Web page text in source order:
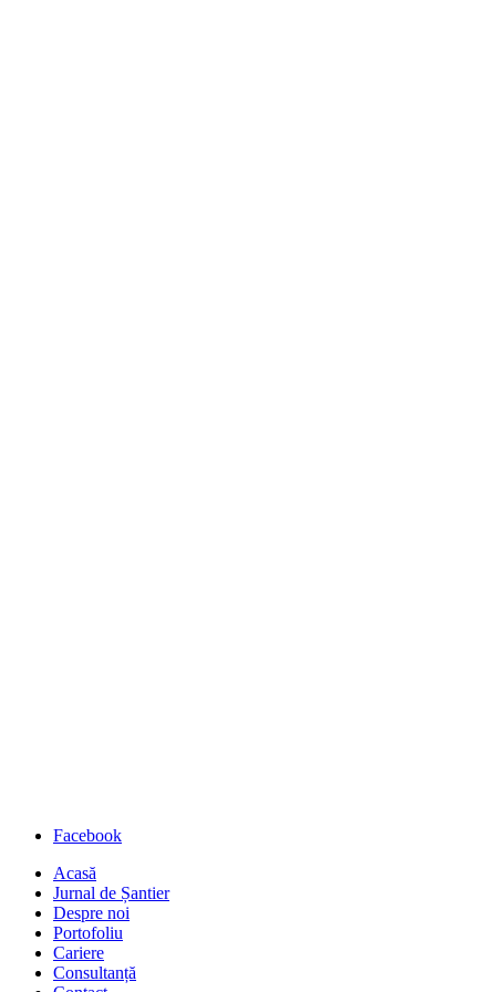
Close
Facebook
Acasă
Jurnal de Șantier
Despre noi
Portofoliu
Cariere
Consultanță